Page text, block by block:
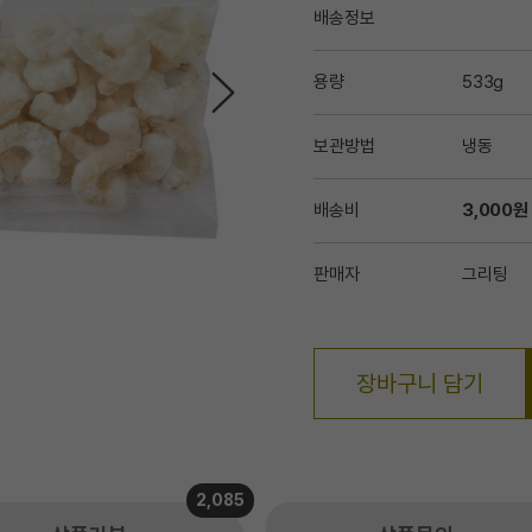
배송정보
용량 533g
보관방법 냉동
배송비 3,000원
판매자 그리팅
장바구니 담기
2,085